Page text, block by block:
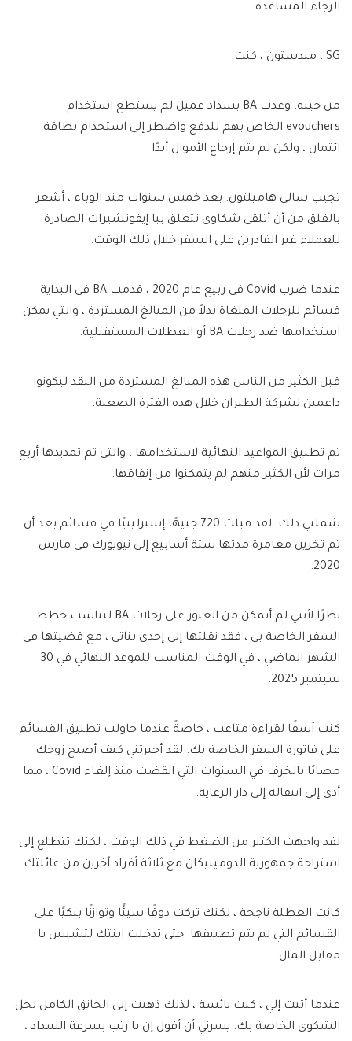
الرجاء المساعدة.
SG ، ميدستون ، كنت.
من جيبه: وعدت BA بسداد عميل لم يستطع استخدام
evouchers الخاص بهم للدفع واضطر إلى استخدام بطاقة
ائتمان ، ولكن لم يتم إرجاع الأموال أبدًا
تجيب سالي هاميلتون: بعد خمس سنوات منذ الوباء ، أشعر
بالقلق من أن أتلقى شكاوى تتعلق ببا إيفوتشيرات الصادرة
للعملاء غير القادرين على السفر خلال ذلك الوقت.
عندما ضرب Covid في ربيع عام 2020 ، قدمت BA في البداية
قسائم للرحلات الملغاة بدلاً من المبالغ المستردة ، والتي يمكن
استخدامها ضد رحلات BA أو العطلات المستقبلية.
قبل الكثير من الناس هذه المبالغ المستردة من النقد ليكونوا
داعمين لشركة الطيران خلال هذه الفترة الصعبة.
تم تطبيق المواعيد النهائية لاستخدامها ، والتي تم تمديدها أربع
مرات لأن الكثير منهم لم يتمكنوا من إنفاقها.
شملني ذلك. لقد قبلت 720 جنيهًا إسترلينيًا في قسائم بعد أن
تم تخزين مغامرة مدتها ستة أسابيع إلى نيويورك في مارس
2020.
نظرًا لأنني لم أتمكن من العثور على رحلات BA لتناسب خطط
السفر الخاصة بي ، فقد نقلتها إلى إحدى بناتي ، مع قضيتها في
الشهر الماضي ، في الوقت المناسب للموعد النهائي في 30
سبتمبر 2025.
كنت آسفًا لقراءة متاعب ، خاصةً عندما حاولت تطبيق القسائم
على فاتورة السفر الخاصة بك. لقد أخبرتني كيف أصبح زوجك
مصابًا بالخرف في السنوات التي انقضت منذ إلغاء Covid ، مما
أدى إلى انتقاله إلى دار الرعاية.
لقد واجهت الكثير من الضغط في ذلك الوقت ، لكنك تتطلع إلى
استراحة جمهورية الدومينيكان مع ثلاثة أفراد آخرين من عائلتك.
كانت العطلة ناجحة ، لكنك تركت ذوقًا سيئًا وتوازنًا بنكيًا على
القسائم التي لم يتم تطبيقها. حتى تدخلت ابنتك لتشيس با
مقابل المال.
عندما أتيت إلي ، كنت يائسة ، لذلك ذهبت إلى الخانق الكامل لحل
الشكوى الخاصة بك. يسرني أن أقول إن با رتب بسرعة السداد ،